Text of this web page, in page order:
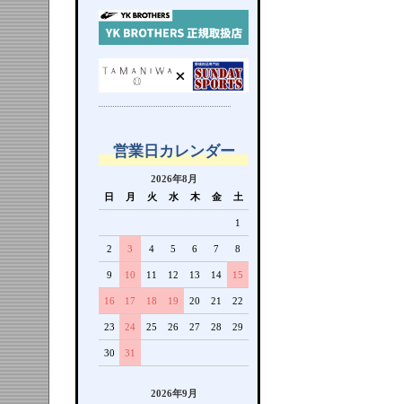
営業日カレンダー
2026年8月
日
月 火 水 木 金 土
1
2 3 4 5 6 7 8
9 10 11 12 13 14 15
16 17 18 19 20 21 22
23 24 25 26 27 28 29
30 31
2026年9月